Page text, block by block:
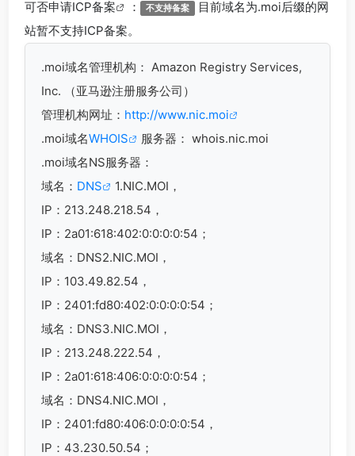
可否申请ICP备案 ： 不支持备案 目前域名为.moi后缀的网
站暂不支持ICP备案。
.moi域名管理机构： Amazon Registry Services,
Inc. （亚马逊注册服务公司）
管理机构网址： http://www.nic.moi
.moi域名WHOIS
服务器： whois.nic.moi
.moi域名NS服务器：
域名： DNS
1.NIC.MOI，
IP：213.248.218.54，
IP：2a01:618:402:0:0:0:0:54；
域名：DNS2.NIC.MOI，
IP：103.49.82.54，
IP：2401:fd80:402:0:0:0:0:54；
域名：DNS3.NIC.MOI，
IP：213.248.222.54，
IP：2a01:618:406:0:0:0:0:54；
域名：DNS4.NIC.MOI，
IP：2401:fd80:406:0:0:0:0:54，
IP：43.230.50.54；